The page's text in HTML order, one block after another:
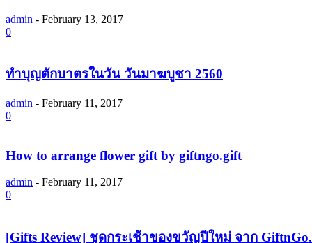
admin - February 13, 2017
0
ทำบุญตักบาตรในวัน วันมาฆบูชา 2560
admin - February 11, 2017
0
How to arrange flower gift by giftngo.gift
admin - February 11, 2017
0
[Gifts Review] ชุดกระเช้าของขวัญปีใหม่ จาก